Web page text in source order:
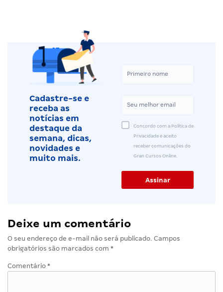
Cadastre-se e
receba as
notícias em
destaque da
semana, dicas,
novidades e
muito mais.
Concordo com a Política de
Privacidade e aceito
receber comunicações do
Gran Cursos Online.
Deixe um comentário
O seu endereço de e-mail não será publicado. Campos
obrigatórios são marcados com *
Comentário *